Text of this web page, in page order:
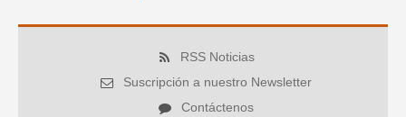
RSS Noticias
Suscripción a nuestro Newsletter
Contáctenos